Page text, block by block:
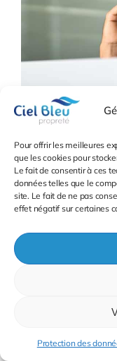
Pour offrir les meilleures
que les cookies pour
Le fait de consentir à ces
données telles que le
site. Le fait de ne pas
effet négatif sur certaines
Protection des
pour